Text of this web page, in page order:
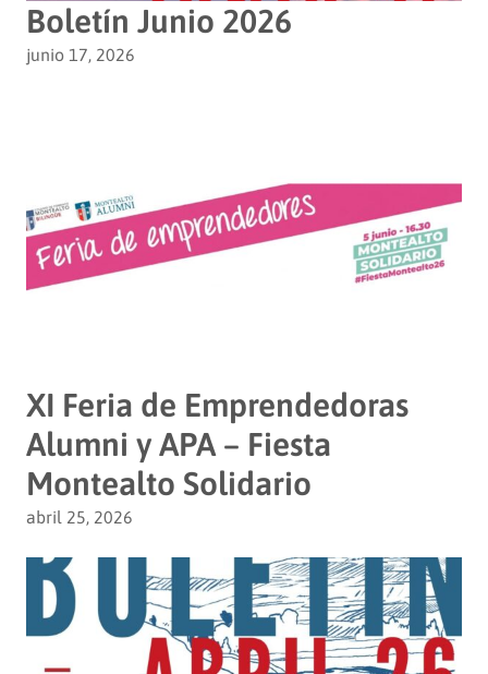
Boletín Junio 2026
junio 17, 2026
XI Feria de Emprendedoras
Alumni y APA – Fiesta
Montealto Solidario
abril 25, 2026